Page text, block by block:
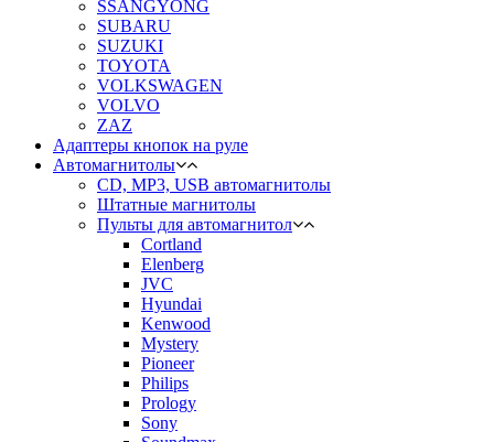
SSANGYONG
SUBARU
SUZUKI
TOYOTA
VOLKSWAGEN
VOLVO
ZAZ
Адаптеры кнопок на руле
Автомагнитолы
CD, MP3, USB автомагнитолы
Штатные магнитолы
Пульты для автомагнитол
Cortland
Elenberg
JVC
Hyundai
Kenwood
Mystery
Pioneer
Philips
Prology
Sony